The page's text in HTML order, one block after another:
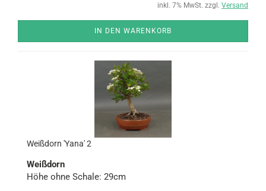
inkl. 7% MwSt. zzgl. Versand
IN DEN WARENKORB
Weiß­dorn 'Yana' 2
Weiß­dorn
Höhe ohne Scha­le: 29cm